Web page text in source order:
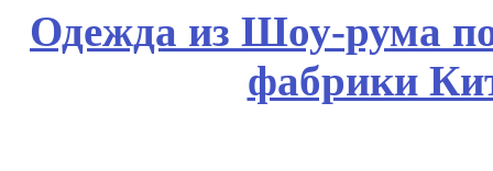
Одежда из Шоу-рума
фабрики